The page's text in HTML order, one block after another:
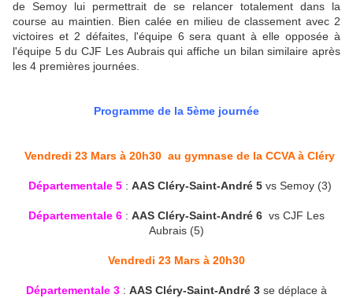
de Semoy lui permettrait de se relancer totalement dans la
course au maintien. Bien calée en milieu de classement avec 2
victoires et 2 défaites, l'équipe 6 sera quant à elle opposée à
l'équipe 5 du CJF Les Aubrais qui affiche un bilan similaire après
les 4 premières journées.
Programme de la 5ème journée
Vendredi 23 Mars à 20h30 au gymnase de la CCVA à Cléry
Départementale 5: AAS Cléry-Saint-André 5vs Semoy (3)
Départementale 6 : AAS Cléry-Saint-André 6 vs CJF Les
Aubrais (5)
Vendredi 23 Mars à 20h30
Départementale 3 : AAS Cléry-Saint-André 3 se déplace à